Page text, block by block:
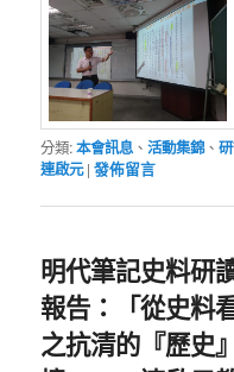
分類:本會訊息 、活動集錦、
連啟元 |發佈留言
明代筆記史料研
報告：「從史料
之抗清的『歷史